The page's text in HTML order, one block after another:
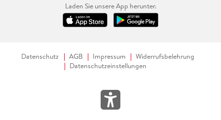
Laden Sie unsere App herunter.
Datenschutz AGB Impressum
Widerrufsbelehrung
Datenschutzeinstellungen